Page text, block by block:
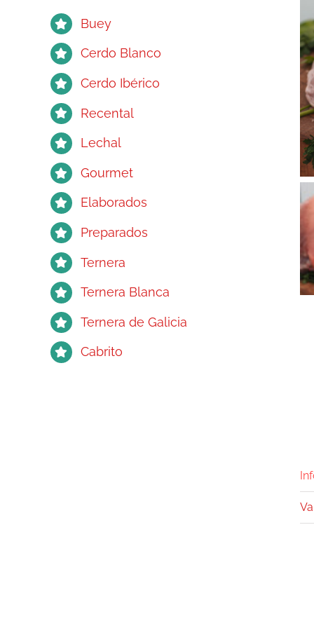
Buey
Cerdo Blanco
Cerdo Ibérico
Recental
Lechal
Gourmet
Elaborados
Preparados
Ternera
Ternera Blanca
Ternera de Galicia
Cabrito